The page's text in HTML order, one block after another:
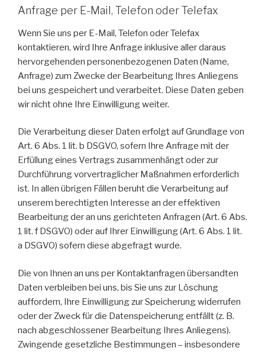
Anfrage per E-Mail, Telefon oder Telefax
Wenn Sie uns per E-Mail, Telefon oder Telefax
kontaktieren, wird Ihre Anfrage inklusive aller daraus
hervorgehenden personenbezogenen Daten (Name,
Anfrage) zum Zwecke der Bearbeitung Ihres Anliegens
bei uns gespeichert und verarbeitet. Diese Daten geben
wir nicht ohne Ihre Einwilligung weiter.
Die Verarbeitung dieser Daten erfolgt auf Grundlage von
Art. 6 Abs. 1 lit. b DSGVO, sofern Ihre Anfrage mit der
Erfüllung eines Vertrags zusammenhängt oder zur
Durchführung vorvertraglicher Maßnahmen erforderlich
ist. In allen übrigen Fällen beruht die Verarbeitung auf
unserem berechtigten Interesse an der effektiven
Bearbeitung der an uns gerichteten Anfragen (Art. 6 Abs.
1 lit. f DSGVO) oder auf Ihrer Einwilligung (Art. 6 Abs. 1 lit.
a DSGVO) sofern diese abgefragt wurde.
Die von Ihnen an uns per Kontaktanfragen übersandten
Daten verbleiben bei uns, bis Sie uns zur Löschung
auffordern, Ihre Einwilligung zur Speicherung widerrufen
oder der Zweck für die Datenspeicherung entfällt (z. B.
nach abgeschlossener Bearbeitung Ihres Anliegens).
Zwingende gesetzliche Bestimmungen – insbesondere